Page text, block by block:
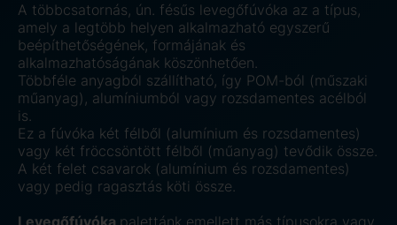
A többcsatornás, ún. fésűs levegőfúvóka az a típus,
amely a legtöbb helyen alkalmazható egyszerű
beépíthetőségének, formájának és
alkalmazhatóságának köszönhetően.
Többféle anyagból szállítható, így POM-ból (műszaki
műanyag), alumíniumból vagy rozsdamentes acélból
is.
Ez a fúvóka két félből (alumínium és rozsdamentes)
vagy két fröccsöntött félből (műanyag) tevődik össze.
A két felet csavarok (alumínium és rozsdamentes)
vagy pedig ragasztás köti össze.
Levegőfúvóka palettánk emellett más típusokra vagy